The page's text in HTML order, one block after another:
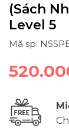
(Sách
Level 5
Mã sp: